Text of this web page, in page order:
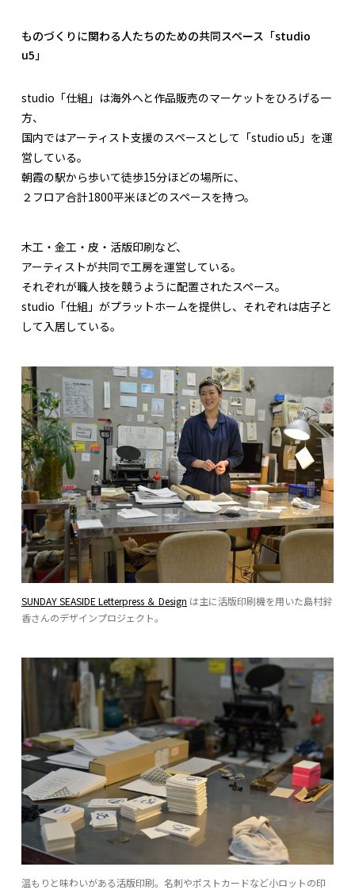
ものづくりに関わる人たちのための共同スペース「studio
u5」
studio「仕組」は海外へと作品販売のマーケットをひろげる一
方、
国内ではアーティスト支援のスペースとして「studio u5」を運
営している。
朝霞の駅から歩いて徒歩15分ほどの場所に、
２フロア合計1800平米ほどのスペースを持つ。
木工・金工・皮・活版印刷など、
アーティストが共同で工房を運営している。
それぞれが職人技を競うように配置されたスペース。
studio「仕組」がプラットホームを提供し、それぞれは店子と
して入居している。
SUNDAY SEASIDE Letterpress ＆ Design は主に活版印刷機を用いた島村鈴
香さんのデザインプロジェクト。
温もりと味わいがある活版印刷。名刺やポストカードなど小ロットの印